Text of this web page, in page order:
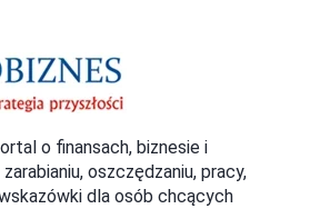
o finansach, biznesie i
oszczędzaniu, pracy,
dla osób chcących